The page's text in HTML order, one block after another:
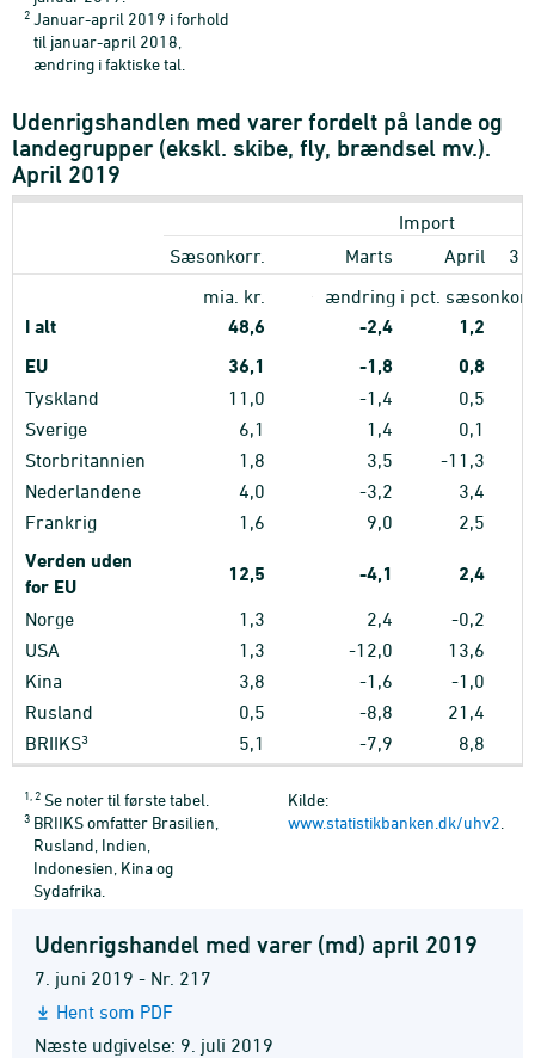
2 Januar-april 2019 i forhold
til januar-april 2018,
ændring i faktiske tal.
Udenrigshandlen med varer fordelt på lande og
landegrupper (ekskl. skibe, fly, brændsel mv.).
April 2019
Import
Sæsonkorr.
Marts April
3
mia. kr.
ændring i pct.
I alt 48,6 -2,4
1,2
EU
36,1 -1,8 0,8
Tyskland 11,0 -1,4
0,5
Sverige
6,1 1,4
0,1
Storbritannien
1,8 3,5
-11,3
Nederlandene
4,0 -3,2
3,4
Frankrig
1,6 9,0 2,5
Verden uden
for EU
12,5 -4,1 2,4
Norge 1,3 2,4
-0,2
USA
1,3 -12,0
13,6
Kina
3,8 -1,6
-1,0
Rusland
0,5 -8,8 21,4
BRIIKS3 5,1 -7,9 8,8
1, 2 Se noter til første tabel.
3 BRIIKS omfatter Brasilien,
Rusland, Indien,
Indonesien, Kina og
Sydafrika.
Kilde:
www.statistikbanken.dk/uhv2.
Udenrigshandel med varer (md) april 2019
7. juni 2019 - Nr. 217
Hent som PDF
Næste udgivelse: 9. juli 2019